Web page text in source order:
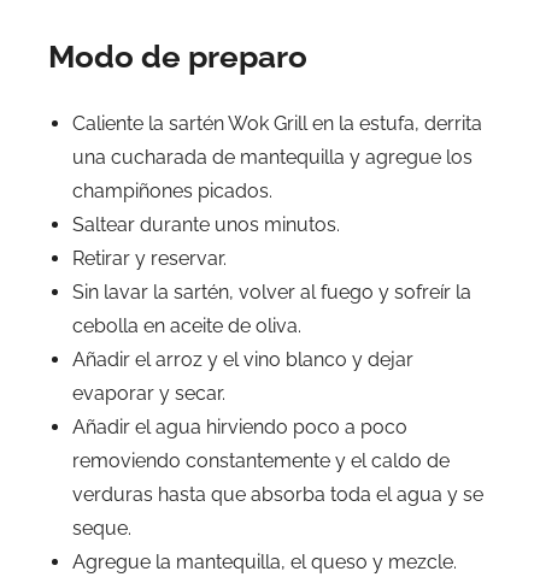
Modo de preparo
Caliente la sartén Wok Grill en la estufa, derrita
una cucharada de mantequilla y agregue los
champiñones picados.
Saltear durante unos minutos.
Retirar y reservar.
Sin lavar la sartén, volver al fuego y sofreír la
cebolla en aceite de oliva.
Añadir el arroz y el vino blanco y dejar
evaporar y secar.
Añadir el agua hirviendo poco a poco
removiendo constantemente y el caldo de
verduras hasta que absorba toda el agua y se
seque.
Agregue la mantequilla, el queso y mezcle.